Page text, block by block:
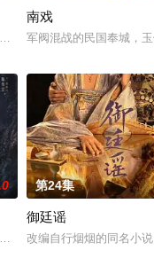
因一场意外落下身体残
——用一场精心策划的“夏令
南戏
军阀混战的民国奉城，
住程家。她步步为营，
阴阳宅，江淮被掳走配“
霆 饰）与吴老狗（曾舜晞
第24集
御廷谣
改编自行烟烟的同名小